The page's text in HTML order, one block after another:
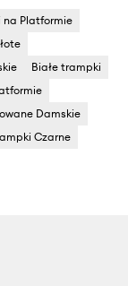
na Platformie
Białe trampki
Damskie
Czarne